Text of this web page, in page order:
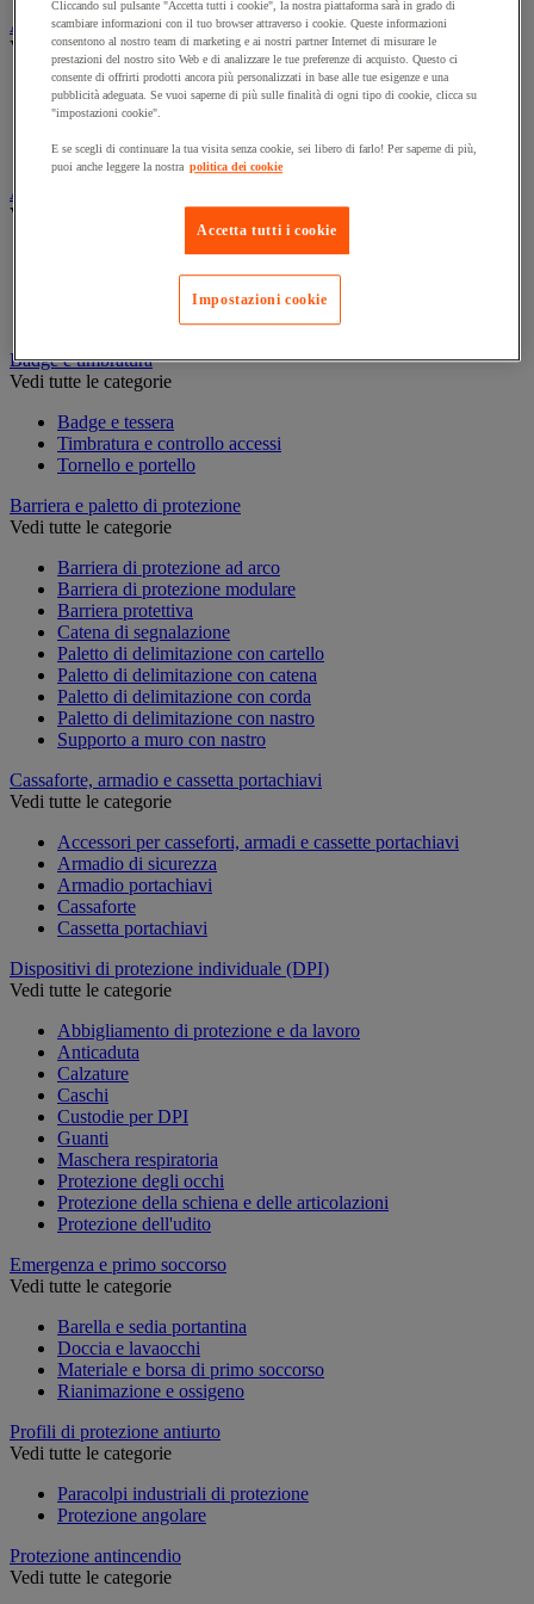
Assorbente industriale
Vedi tutte le categorie
Assorbente
Barriera anti-inquinamento e sistema di deviazione delle
Contenitore e solvente per sgrassaggio
Attrezzatura e mobili per studi medici
Vedi tutte le categorie
Armadietto pronto soccorso
Lettino, paravento e sedia per studi medici
Materiale per diagnosi di medicina generale
Mobili e forniture per studi medici
Badge e timbratura
Vedi tutte le categorie
Badge e tessera
Timbratura e controllo accessi
Tornello e portello
Barriera e paletto di protezione
Vedi tutte le categorie
Barriera di protezione ad arco
Barriera di protezione modulare
Barriera protettiva
Catena di segnalazione
Paletto di delimitazione con cartello
Paletto di delimitazione con catena
Paletto di delimitazione con corda
Paletto di delimitazione con nastro
Supporto a muro con nastro
Cassaforte, armadio e cassetta portachiavi
Vedi tutte le categorie
Accessori per casseforti, armadi e cassette portachiavi
Armadio di sicurezza
Armadio portachiavi
Cassaforte
Cassetta portachiavi
Dispositivi di protezione individuale (DPI)
Vedi tutte le categorie
Abbigliamento di protezione e da lavoro
Anticaduta
Calzature
Caschi
Custodie per DPI
Guanti
Maschera respiratoria
Protezione degli occhi
Protezione della schiena e delle articolazioni
Protezione dell'udito
Emergenza e primo soccorso
Vedi tutte le categorie
Barella e sedia portantina
Doccia e lavaocchi
Materiale e borsa di primo soccorso
Rianimazione e ossigeno
Profili di protezione antiurto
Vedi tutte le categorie
Paracolpi industriali di protezione
Protezione angolare
Protezione antincendio
Vedi tutte le categorie
Cliccando sul pulsante "Accetta tutti i cookie", la nostra piattaforma sarà in grado di
scambiare informazioni con il tuo browser attraverso i cookie. Queste informazioni
consentono al nostro team di marketing e ai nostri partner Internet di misurare le
prestazioni del nostro sito Web e di analizzare le tue preferenze di acquisto. Questo ci
consente di offrirti prodotti ancora più personalizzati in base alle tue esigenze e una
pubblicità adeguata. Se vuoi saperne di più sulle finalità di ogni tipo di cookie, clicca su
"impostazioni cookie".
E se scegli di continuare la tua visita senza cookie, sei libero di farlo! Per saperne di più,
puoi anche leggere la nostra politica dei cookie
Accetta tutti i cookie
Impostazioni cookie